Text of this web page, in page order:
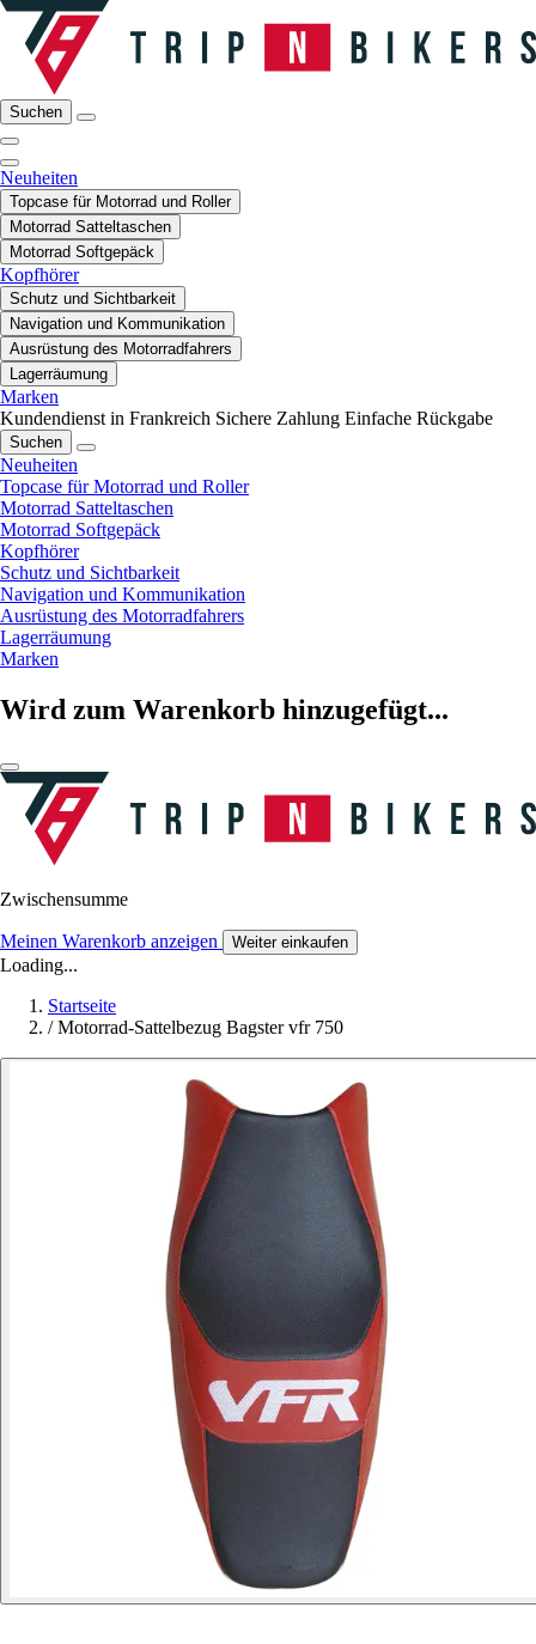
Suchen
Neuheiten
Topcase für Motorrad und Roller
Motorrad Satteltaschen
Motorrad Softgepäck
Kopfhörer
Schutz und Sichtbarkeit
Navigation und Kommunikation
Ausrüstung des Motorradfahrers
Lagerräumung
Marken
Kundendienst in Frankreich Sichere Zahlung Einfache Rückgabe
Suchen
Neuheiten
Topcase für Motorrad und Roller
Motorrad Satteltaschen
Motorrad Softgepäck
Kopfhörer
Schutz und Sichtbarkeit
Navigation und Kommunikation
Ausrüstung des Motorradfahrers
Lagerräumung
Marken
Wird zum Warenkorb hinzugefügt...
Zwischensumme
Meinen Warenkorb anzeigen Weiter einkaufen
Loading...
Startseite
/ Motorrad-Sattelbezug Bagster vfr 750